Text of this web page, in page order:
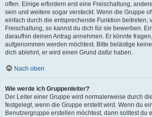
offen. Einige erfordern erst eine Freischaltung,
sein und weitere sogar versteckt. Wenn die Gruppe
einfach durch die entsprechende Funktion beitreten;
Freischaltung, so kannst du dich für sie bewerben.
daraufhin deinen Antrag annehmen. Er könnte
aufgenommen werden möchtest. Bitte belästige
dich ablehnt, er wird einen Grund dafür haben.
Nach oben
Wie werde ich Gruppenleiter?
Der Leiter einer Gruppe wird normalerweise durch
festgelegt, wenn die Gruppe erstellt wird. Wenn du
Benutzergruppe erstellen möchtest, dann solltest du